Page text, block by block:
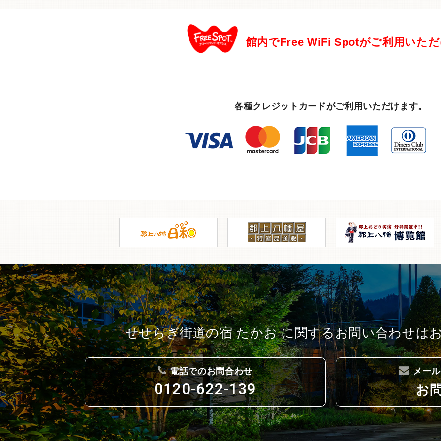
館内でFree WiFi Spotがご利用いた
各種クレジットカードがご利用いただけます。
せせらぎ街道の宿 たかお に関するお問い合わせは
電話でのお問合わせ
0120-622-139
メー
お